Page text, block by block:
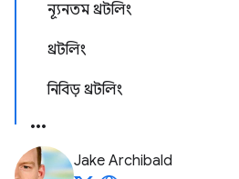
ন্যূনতম থ্রটলিং
থ্রটলিং
নিবিড় থ্রটলিং
Jake Archibald